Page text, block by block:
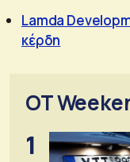
Lamda
κέρδη
OT
1